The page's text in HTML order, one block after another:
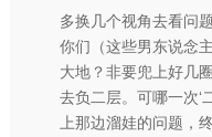
多换几个视角去看问
你们（这些男东说念
大地？非要兜上好几
去负二层。可哪一次‘
上那边溜娃的问题